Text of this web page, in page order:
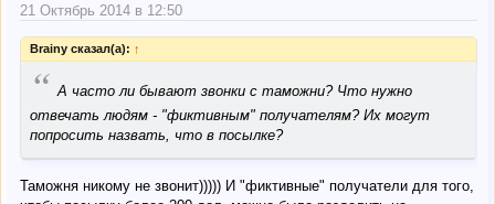
21 Октябрь 2014 в 12:50
Brainy сказал(а): ↑
“ А часто ли бывают звонки с таможни? Что нужно
отвечать людям - "фиктивным" получателям? Их могут
попросить назвать, что в посылке?
Таможня никому не звонит))))) И "фиктивные" получатели для того,